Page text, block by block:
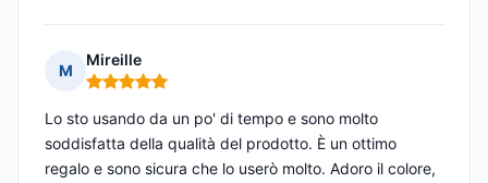
M
Mireille
Nota: 5 su 5
Lo sto usando da un po' di tempo e sono molto
soddisfatta della qualità del prodotto. È un ottimo
regalo e sono sicura che lo userò molto. Adoro il colore,